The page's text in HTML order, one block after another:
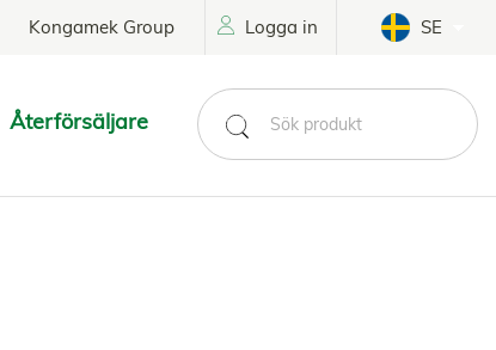
Kongamek Group Logga in SE
Återförsäljare